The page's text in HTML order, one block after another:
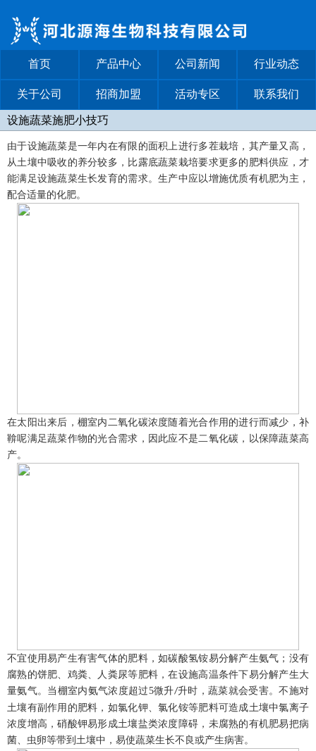
首页 产品中心 公司新闻 行业动态
关于公司 招商加盟 活动专区 联系我们
设施蔬菜施肥小技巧
由于设施蔬菜是一年内在有限的面积上进行多茬栽培，其产量又高，
从土壤中吸收的养分较多，比露底蔬菜栽培要求更多的肥料供应，才
能满足设施蔬菜生长发育的需求。生产中应以增施优质有机肥为主，
配合适量的化肥。
在太阳出来后，棚室内二氧化碳浓度随着光合作用的进行而减少，补
鞥呢满足蔬菜作物的光合需求，因此应不是二氧化碳，以保障蔬菜高
产。
不宜使用易产生有害气体的肥料，如碳酸氢铵易分解产生氨气；没有
腐熟的饼肥、鸡粪、人粪尿等肥料，在设施高温条件下易分解产生大
量氨气。当棚室内氨气浓度超过5微升/升时，蔬菜就会受害。不施对
土壤有副作用的肥料，如氯化钾、氯化铵等肥料可造成土壤中氯离子
浓度增高，硝酸钾易形成土壤盐类浓度障碍，未腐熟的有机肥易把病
菌、虫卵等带到土壤中，易使蔬菜生长不良或产生病害。